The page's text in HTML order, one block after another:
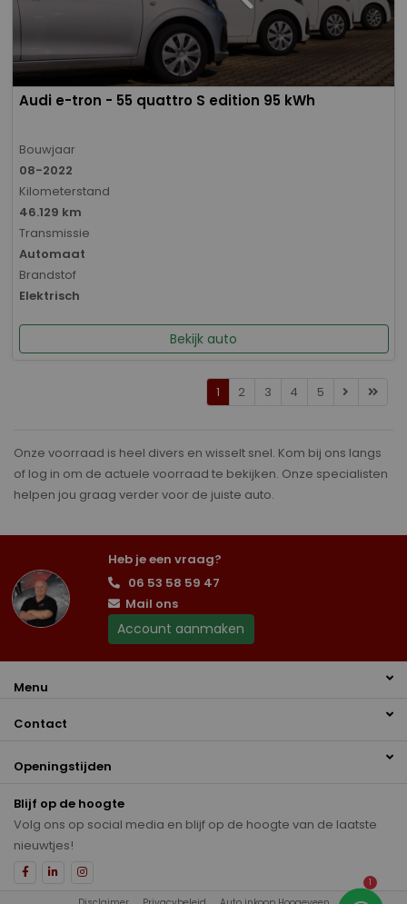
Audi e-tron - 55 quattro S edition 95 kWh
Bouwjaar
08-2022
Kilometerstand
46.129 km
Transmissie
Automaat
Brandstof
Elektrisch
Bekijk auto
1 2 3 4 5
Onze voorraad is heel divers en wisselt snel. Kom bij ons langs
of log in om de actuele voorraad te bekijken. Onze specialisten
helpen jou graag verder voor de juiste auto.
Heb je een vraag?
06 53 58 59 47
Mail ons
Account aanmaken
Menu
Contact
Openingstijden
Blijf op de hoogte
Volg ons op social media en blijf op de hoogte van de laatste
nieuwtjes!
1